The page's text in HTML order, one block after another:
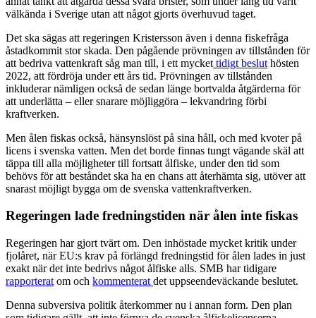
välkända i Sverige utan att något gjorts överhuvud taget.
Det ska sägas att regeringen Kristersson även i denna fiskefråga
åstadkommit stor skada. Den pågående prövningen av tillstånden för
att bedriva vattenkraft såg man till, i ett mycket tidigt beslut hösten
2022, att fördröja under ett års tid. Prövningen av tillstånden
inkluderar nämligen också de sedan länge bortvalda åtgärderna för
att underlätta – eller snarare möjliggöra – lekvandring förbi
kraftverken.
Men ålen fiskas också, hänsynslöst på sina håll, och med kvoter på
licens i svenska vatten. Men det borde finnas tungt vägande skäl att
täppa till alla möjligheter till fortsatt ålfiske, under den tid som
behövs för att beståndet ska ha en chans att återhämta sig, utöver att
snarast möjligt bygga om de svenska vattenkraftverken.
Regeringen lade fredningstiden när ålen inte fiskas
Regeringen har gjort tvärt om. Den inhöstade mycket kritik under
fjolåret, när EU:s krav på förlängd fredningstid för ålen lades in just
exakt när det inte bedrivs något ålfiske alls. SMB har tidigare
rapporterat om och kommenterat det uppseendeväckande beslutet.
Denna subversiva politik återkommer nu i annan form. Den plan